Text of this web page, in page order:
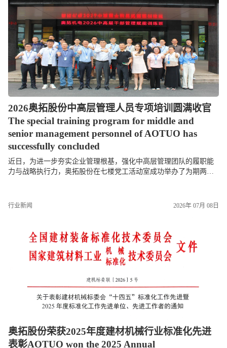
2026奥拓股份中高层管理人员专项培训圆满收官
The special training program for middle and
senior management personnel of AOTUO has
successfully concluded
近日，为进一步夯实企业管理根基，强化中高层管理团队的履职能
力与战略执行力，奥拓股份在七楼党工活动室成功举办了为期两天
行业新闻 2026年 07月 08日
奥拓股份荣获2025年度建材机械行业标准化先进
表彰AOTUO won the 2025 Annual